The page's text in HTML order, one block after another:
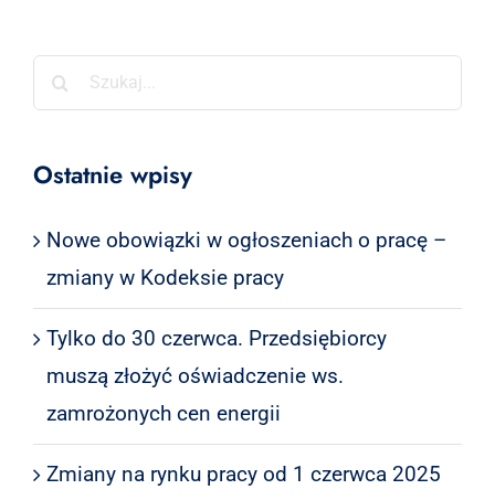
Szukaj
Ostatnie wpisy
Nowe obowiązki w ogłoszeniach o pracę –
zmiany w Kodeksie pracy
Tylko do 30 czerwca. Przedsiębiorcy
muszą złożyć oświadczenie ws.
zamrożonych cen energii
Zmiany na rynku pracy od 1 czerwca 2025